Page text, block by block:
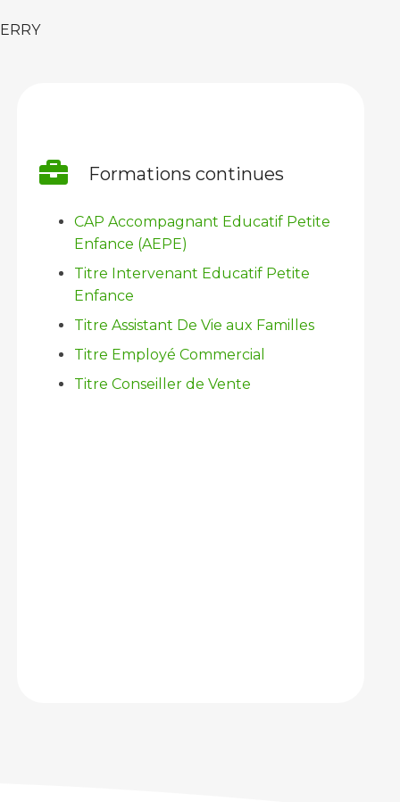
Formations continues
CAP Accompagnant Educatif Petite
Enfance (AEPE)
Titre Intervenant Educatif Petite
Enfance
Titre Assistant De Vie aux Familles
Titre Employé Commercial
Titre Conseiller de Vente